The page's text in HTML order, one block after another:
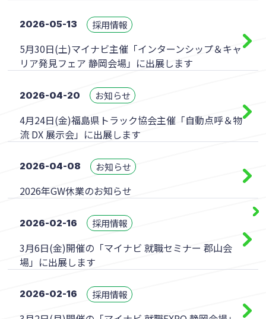
2026-05-13 採用情報
5月30日(土)マイナビ主催「インターンシップ＆キャ
リア発見フェア 静岡会場」に出展します
2026-04-20 お知らせ
4月24日(金)福島県トラック協会主催「自動点呼＆物
流 DX 展示会」に出展します
2026-04-08 お知らせ
2026年GW休業のお知らせ
2026-02-16 採用情報
3月6日(金)開催の「マイナビ 就職セミナー 郡山会
場」に出展します
2026-02-16 採用情報